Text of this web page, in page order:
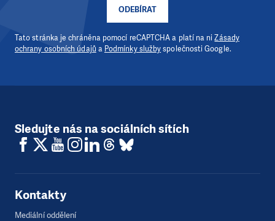
ODEBÍRAT
Tato stránka je chráněna pomocí reCAPTCHA a platí na niZásady
ochrany osobních údajů a Podmínky službyspolečnosti Google.
Sledujte nás na sociálních sítích
Kontakty
Mediální oddělení